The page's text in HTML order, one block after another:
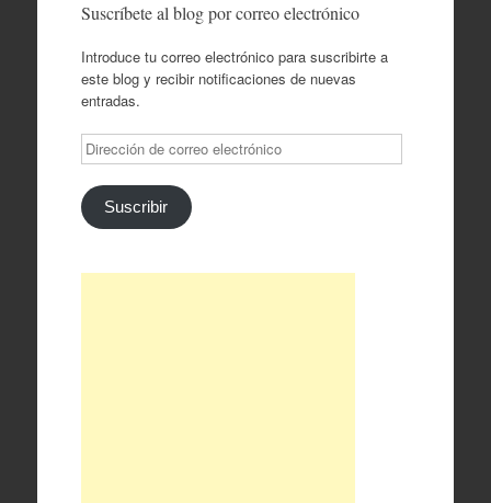
Suscríbete al blog por correo electrónico
Introduce tu correo electrónico para suscribirte a
este blog y recibir notificaciones de nuevas
entradas.
Dirección
de
correo
electrónico
Suscribir